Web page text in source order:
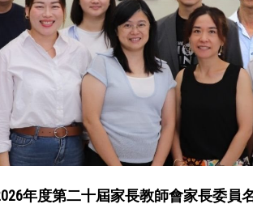
年度第二十屆家長教師會家長委員